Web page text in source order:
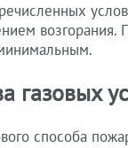
газовых
способа